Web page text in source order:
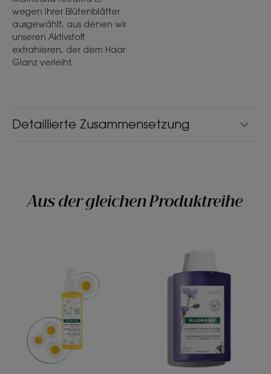
Detaillierte Zusammensetzung
wegen ihrer Blütenblätter
ausgewählt, aus denen wir
unseren Aktivstoff
extrahieren, der dem Haar
Glanz verleiht.
Aus der gleichen Produktreihe
Spray
Gelbstich
Shampoo